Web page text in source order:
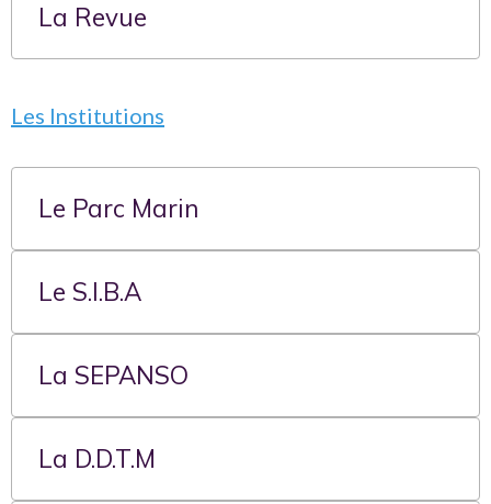
La Revue
Les Institutions
Le Parc Marin
Le S.I.B.A
La SEPANSO
La D.D.T.M